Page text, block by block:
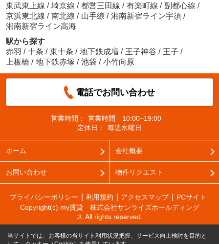
東武東上線 / 埼京線 / 都営三田線 / 有楽町線 / 副都心線 /
京浜東北線 / 南北線 / 山手線 / 湘南新宿ライン宇須 /
湘南新宿ライン高海
駅から探す
赤羽 / 十条 / 東十条 / 地下鉄成増 / 王子神谷 / 王子 /
上板橋 / 地下鉄赤塚 / 池袋 / 小竹向原
電話でお問い合わせ
営業時間：
営業時間 10:00~19:00
定休日：
毎週水曜日
ホーム 会社概要
お問い合わせ 物件リクエスト
プライバシーポリシー 利用規約 アクセスマップ
PCサイト
Copyright(c) my賃貸 株式会社サンライズホールディング
ス All rights reserved.
当サイトでは、お客様の当サイト利用状況把握、サービス向上検討を目的と